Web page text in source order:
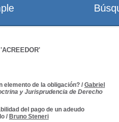
'ACREEDOR'
elemento de la obligación? / Gabriel
y Jurisprudencia de Derecho
del pago de un adeudo
/ Bruno Steneri